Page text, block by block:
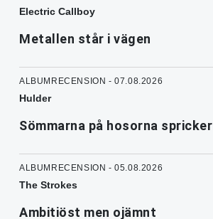
Electric Callboy
Metallen står i vägen
ALBUMRECENSION - 07.08.2026
Hulder
Sömmarna på hosorna spricker
ALBUMRECENSION - 05.08.2026
The Strokes
Ambitiöst men ojämnt